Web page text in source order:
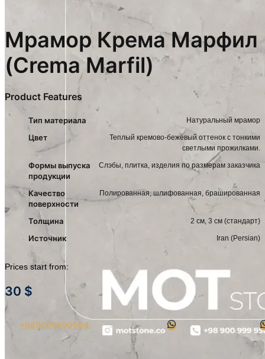
Мрамор Крема Марфил
(Crema Marfil)
Product Features
Тип материала Натуральный мрамор
Цвет
Теплый кремово-бежевый оттенок с тонкими
светлыми прожилками.
Формы выпуска
продукции
Слэбы, плитка, изделия по размерам заказчика
Качество
поверхности
Полированная, шлифованная, брашированная
Толщина 2 см, 3 см (стандарт)
Источник Iran (Persian)
Prices start from:
30 $
+989009999564